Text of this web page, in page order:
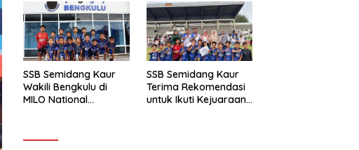
SSB Semidang Kaur
Wakili Bengkulu di
MILO National
SSB Semidang Kaur
Terima Rekomendasi
untuk Ikuti Kejuaraan